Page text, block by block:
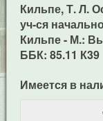
Кильпе, Т. Л.
уч-ся
Кильпе - М.:
ББК: 85.11 К39
Имеется в